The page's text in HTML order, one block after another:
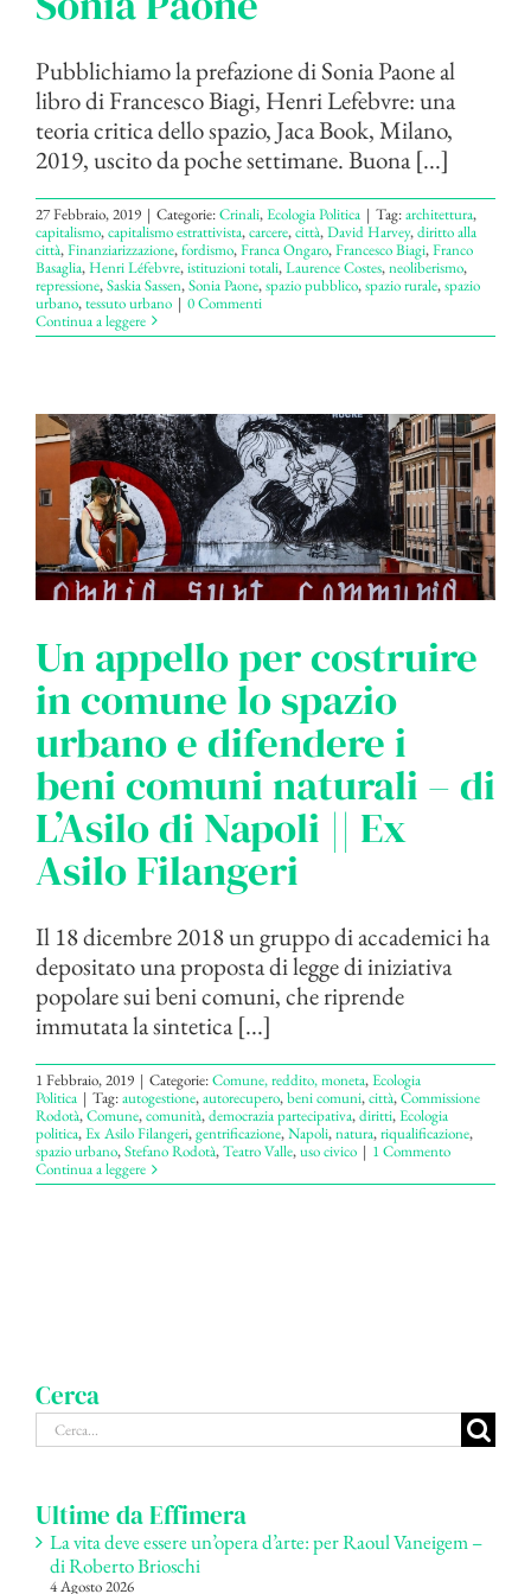
Pubblichiamo la prefazione di Sonia Paone al
libro di Francesco Biagi, Henri Lefebvre: una
teoria critica dello spazio, Jaca Book, Milano,
2019, uscito da poche settimane. Buona [...]
27 Febbraio, 2019 | Categorie:Crinali,Ecologia Politica | Tag:architettura,
capitalismo,capitalismo estrattivista,carcere,città,David Harvey,diritto alla
città,Finanziarizzazione,fordismo,Franca Ongaro,Francesco Biagi,Franco
Basaglia,Henri Léfebvre,istituzioni totali,Laurence Costes,neoliberismo,
repressione,Saskia Sassen,Sonia Paone,spazio pubblico,spazio rurale,spazio
urbano,tessuto urbano | 0 Commenti
Continua a leggere
Un appello per costruire
in comune lo spazio
urbano e difendere i
beni comuni naturali – di
L’Asilo di Napoli || Ex
Asilo Filangeri
Il 18 dicembre 2018 un gruppo di accademici ha
depositato una proposta di legge di iniziativa
popolare sui beni comuni, che riprende
immutata la sintetica [...]
1 Febbraio, 2019 | Categorie:Comune, reddito, moneta,Ecologia
Politica | Tag:autogestione,autorecupero,beni comuni,città,Commissione
Rodotà,Comune,comunità,democrazia partecipativa,diritti,Ecologia
politica,Ex Asilo Filangeri,gentrificazione,Napoli,natura,riqualificazione,
spazio urbano,Stefano Rodotà,Teatro Valle,uso civico | 1 Commento
Continua a leggere
Cerca
Cerca
per:
Ultime da Effimera
La vita deve essere un’opera d’arte: per Raoul Vaneigem –
di Roberto Brioschi
4 Agosto 2026